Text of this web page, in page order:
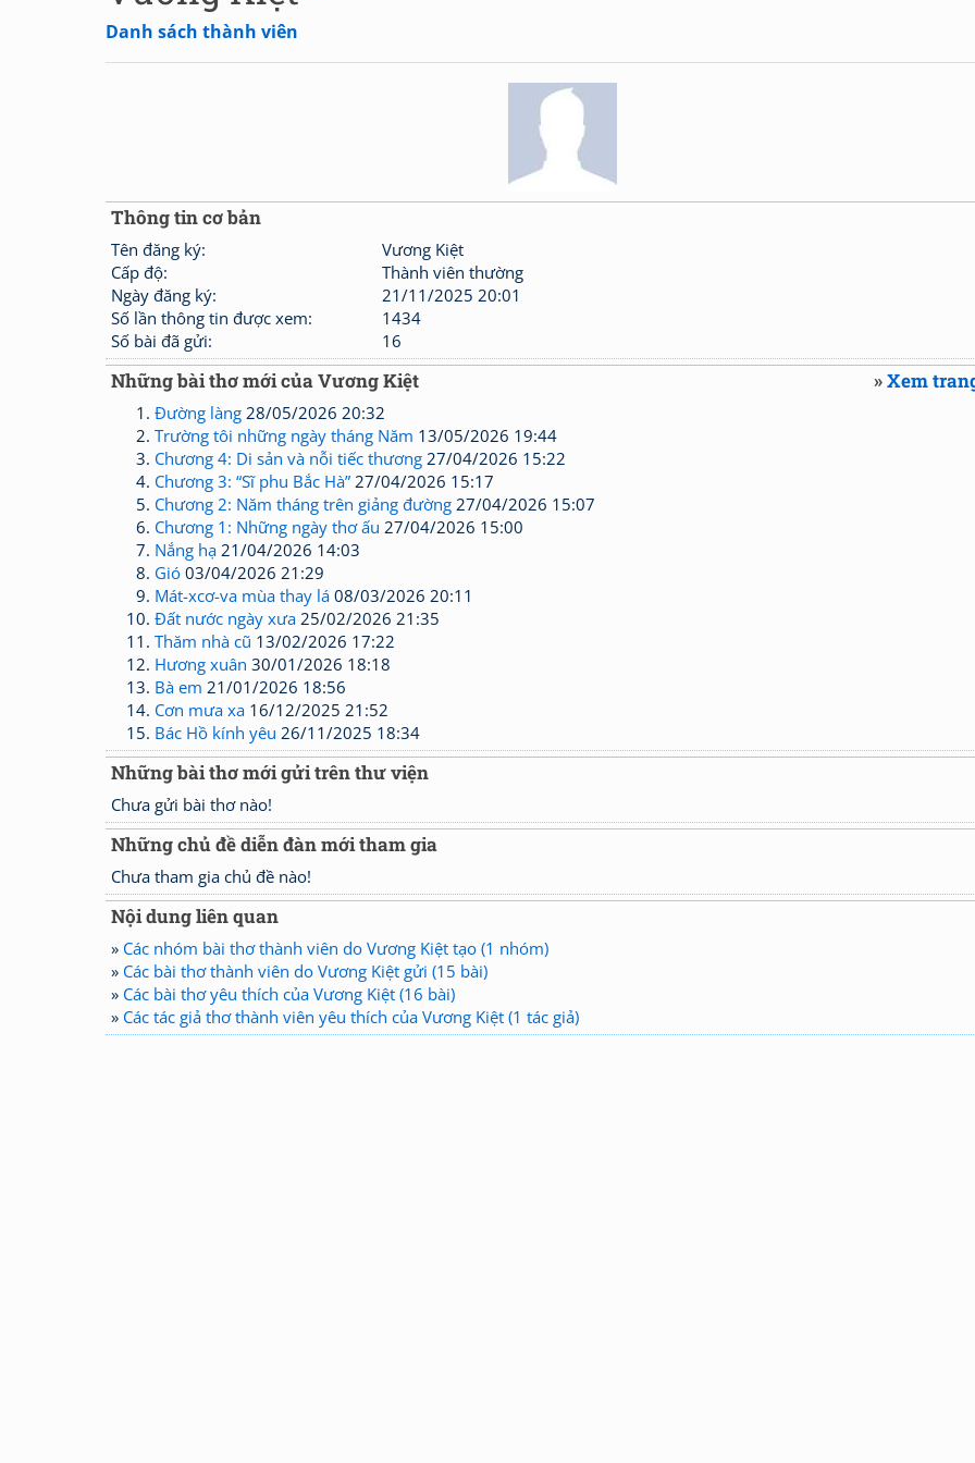
Danh sách thành viên
Thông tin cơ bản
Tên đăng ký:
Vương Kiệt
Cấp độ:
Thành viên thường
Ngày đăng ký:
21/11/2025 20:01
Số lần thông tin được xem:
1434
Số bài đã gửi:
16
Những bài thơ mới của Vương Kiệt »Xem
Đường làng 28/05/2026 20:32
Trường tôi những ngày tháng Năm 13/05/2026 19:44
Chương 4: Di sản và nỗi tiếc thương 27/04/2026 15:22
Chương 3: “Sĩ phu Bắc Hà” 27/04/2026 15:17
Chương 2: Năm tháng trên giảng đường 27/04/2026 15:07
Chương 1: Những ngày thơ ấu 27/04/2026 15:00
Nắng hạ 21/04/2026 14:03
Gió 03/04/2026 21:29
Mát-xcơ-va mùa thay lá 08/03/2026 20:11
Đất nước ngày xưa 25/02/2026 21:35
Thăm nhà cũ 13/02/2026 17:22
Hương xuân 30/01/2026 18:18
Bà em 21/01/2026 18:56
Cơn mưa xa 16/12/2025 21:52
Bác Hồ kính yêu 26/11/2025 18:34
Những bài thơ mới gửi trên thư viện
Chưa gửi bài thơ nào!
Những chủ đề diễn đàn mới tham gia
Chưa tham gia chủ đề nào!
Nội dung liên quan
» Các nhóm bài thơ thành viên do Vương Kiệt tạo (1 nhóm)
» Các bài thơ thành viên do Vương Kiệt gửi (15 bài)
» Các bài thơ yêu thích của Vương Kiệt (16 bài)
» Các tác giả thơ thành viên yêu thích của Vương Kiệt (1 tác giả)